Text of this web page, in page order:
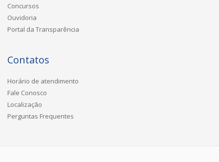
Concursos
Ouvidoria
Portal da Transparência
Contatos
Horário de atendimento
Fale Conosco
Localização
Perguntas Frequentes